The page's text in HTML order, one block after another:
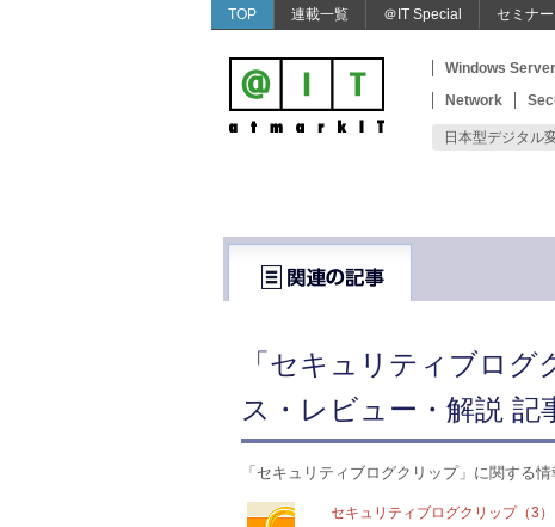
TOP 連載一覧 ＠IT Special セミナー
Windows Server
Network
日本型デジタル
「セキュリティブロ
ス・レビュー・解説 記
「セキュリティブログクリップ」に関する
セキュリティブログクリップ（3）